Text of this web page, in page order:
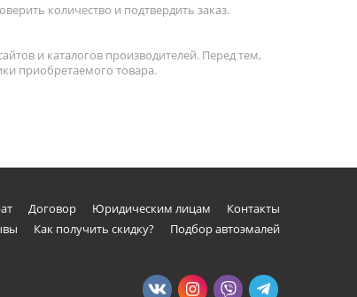
количество и подтвердить заказ.
и каталогов производителей. Перед тем,
приобретаемого товара.
Договор Юридическим лицам
Контакты
Как получить скидку? Подбор автоэмалей